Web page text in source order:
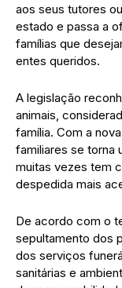
aos seus tutores
estado e passa a
famílias que
entes queridos.
A legislação
animais,
família. Com a
familiares se torna
muitas vezes tem
despedida mais
De acordo com o
sepultamento dos
dos serviços
sanitárias e